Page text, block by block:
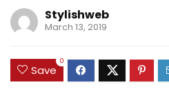
Stylishweb
March 13, 2019
Save
0